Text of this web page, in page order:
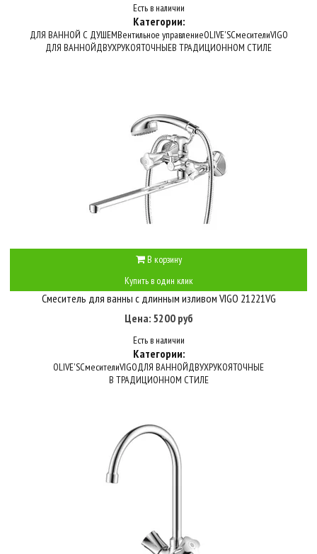
Есть в наличии
Категории:
ДЛЯ ВАННОЙ С ДУШЕМВентильное управлениеOLIVE'SСмесителиVIGO
ДЛЯ ВАННОЙДВУХРУКОЯТОЧНЫЕВ ТРАДИЦИОННОМ СТИЛЕ
В корзину
Купить в один клик
Смеситель для ванны с длинным изливом VIGO 21221VG
Цена: 5200 руб
Есть в наличии
Категории:
OLIVE'SСмесителиVIGOДЛЯ ВАННОЙДВУХРУКОЯТОЧНЫЕ
В ТРАДИЦИОННОМ СТИЛЕ